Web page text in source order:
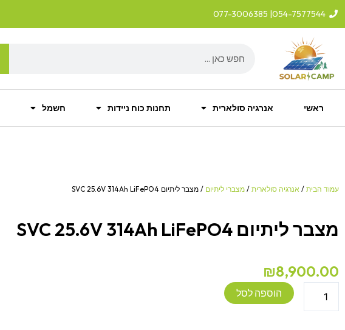
דילוג
054-7577544
| 077-3006385
ראשי אנרגיה סולארית תחנות כוח ניידות חשמל
עמוד הבית / אנרגיה סולארית / מצברי ליתיום / מצבר ליתיום SVC 25.6V 314Ah LiFePO4
מצבר ליתיום SVC 25.6V 314Ah LiFePO4
₪8,900.00
הוספה לסל